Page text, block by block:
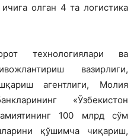
олган 4 та логистика
технологиялари ва
вазирлиги,
агентлиги, Молия
«Ўзбекистон
100 млрд сўм
қўшимча чиқариш,